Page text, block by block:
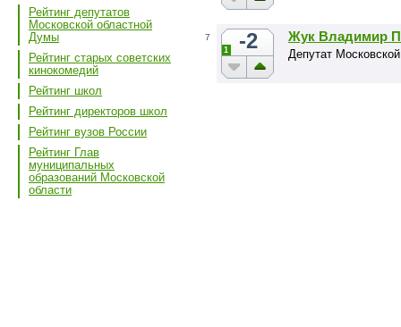
Рейтинг депутатов
Московской областной
Думы
Рейтинг старых советских
кинокомедий
Рейтинг школ
Рейтинг директоров школ
Рейтинг вузов России
Рейтинг Глав
муниципальных
образований Московской
области
7 -2
1
Жук Владимир
Депутат